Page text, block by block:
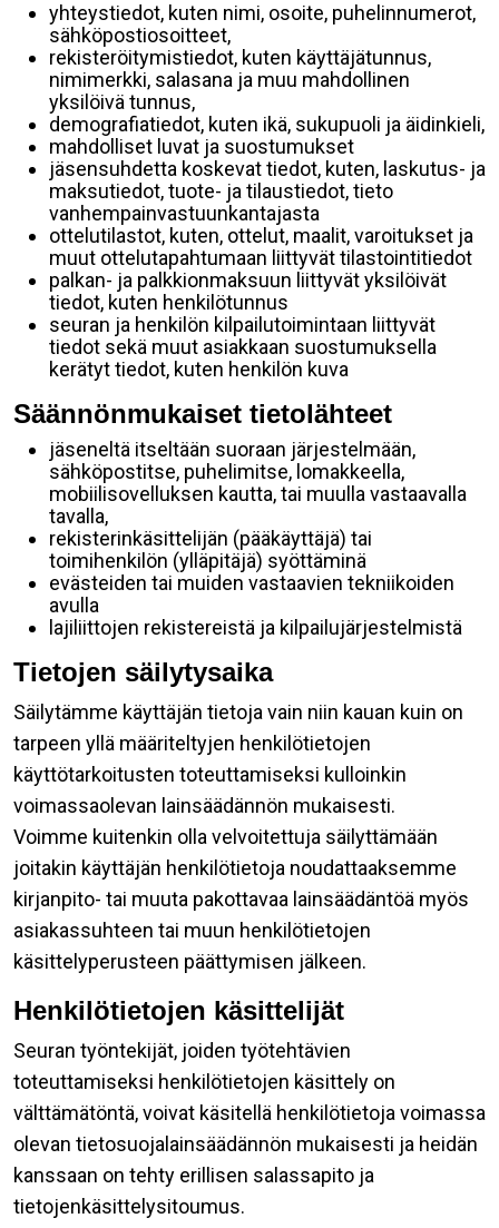
yhteystiedot, kuten nimi, osoite, puhelinnumerot,
sähköpostiosoitteet,
rekisteröitymistiedot, kuten käyttäjätunnus,
nimimerkki, salasana ja muu mahdollinen
yksilöivä tunnus,
demografiatiedot, kuten ikä, sukupuoli ja äidinkieli,
mahdolliset luvat ja suostumukset
jäsensuhdetta koskevat tiedot, kuten, laskutus- ja
maksutiedot, tuote- ja tilaustiedot, tieto
vanhempainvastuunkantajasta
ottelutilastot, kuten, ottelut, maalit, varoitukset ja
muut ottelutapahtumaan liittyvät tilastointitiedot
palkan- ja palkkionmaksuun liittyvät yksilöivät
tiedot, kuten henkilötunnus
seuran ja henkilön kilpailutoimintaan liittyvät
tiedot sekä muut asiakkaan suostumuksella
kerätyt tiedot, kuten henkilön kuva
Säännönmukaiset tietolähteet
jäseneltä itseltään suoraan järjestelmään,
sähköpostitse, puhelimitse, lomakkeella,
mobiilisovelluksen kautta, tai muulla vastaavalla
tavalla,
rekisterinkäsittelijän (pääkäyttäjä) tai
toimihenkilön (ylläpitäjä) syöttäminä
evästeiden tai muiden vastaavien tekniikoiden
avulla
lajiliittojen rekistereistä ja kilpailujärjestelmistä
Tietojen säilytysaika
Säilytämme käyttäjän tietoja vain niin kauan kuin on
tarpeen yllä määriteltyjen henkilötietojen
käyttötarkoitusten toteuttamiseksi kulloinkin
voimassaolevan lainsäädännön mukaisesti.
Voimme kuitenkin olla velvoitettuja säilyttämään
joitakin käyttäjän henkilötietoja noudattaaksemme
kirjanpito- tai muuta pakottavaa lainsäädäntöä myös
asiakassuhteen tai muun henkilötietojen
käsittelyperusteen päättymisen jälkeen.
Henkilötietojen käsittelijät
Seuran työntekijät, joiden työtehtävien
toteuttamiseksi henkilötietojen käsittely on
välttämätöntä, voivat käsitellä henkilötietoja voimassa
olevan tietosuojalainsäädännön mukaisesti ja heidän
kanssaan on tehty erillisen salassapito ja
tietojenkäsittelysitoumus.